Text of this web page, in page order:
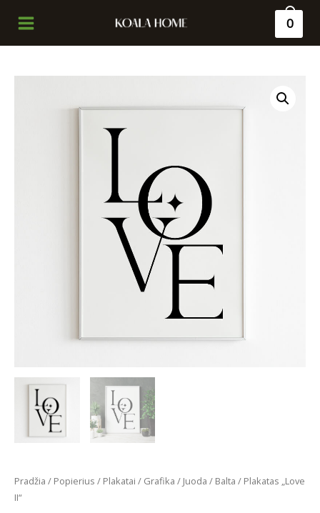
Main
0
Pradžia / Popierius / Plakatai / Grafika / Juoda / Balta / Plakatas „Love
II“